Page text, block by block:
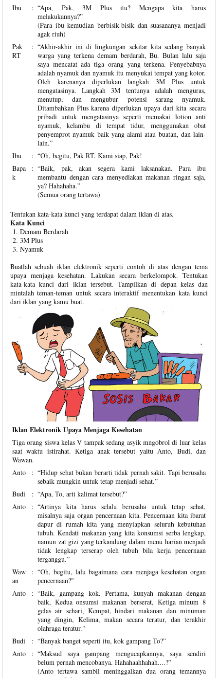
Ibu
: “Apa, Pak, 3M Plus itu? Mengapa kita harus
melakukannya?”
(Para ibu kemudian berbisik-bisik dan suasananya menjadi
agak riuh)
Pak
RT
: “Akhir-akhir ini di lingkungan sekitar kita sedang banyak
warga yang terkena demam berdarah, Bu. Bulan lalu saja
saya mencatat ada tiga orang yang terkena. Penyebabnya
adalah nyamuk dan nyamuk itu menyukai tempat yang kotor.
Oleh karenanya diperlukan langkah 3M Plus untuk
mengatasinya. Langkah 3M tentunya adalah menguras,
menutup, dan mengubur potensi sarang nyamuk.
Ditambahkan Plus karena diperlukan upaya dari kita secara
pribadi untuk mengatasinya seperti memakai lotion anti
nyamuk, kelambu di tempat tidur, menggunakan obat
penyemprot nyamuk baik yang alami atau buatan, dan lain-
lain.”
Ibu
: “Oh, begitu, Pak RT. Kami siap, Pak!
Bapa
k
: “Baik, pak, akan segera kami laksanakan. Para ibu
membantu dengan cara menyediakan makanan ringan saja,
ya? Hahahaha.”
(Semua orang tertawa)
Tentukan kata-kata kunci yang terdapat dalam iklan di atas.
Kata Kunci
Demam Berdarah
3M Plus
Nyamuk
Buatlah sebuah iklan elektronik seperti contoh di atas dengan tema
upaya menjaga kesehatan. Lakukan secara berkelompok. Tentukan
kata-kata kunci dari iklan tersebut. Tampilkan di depan kelas dan
mintalah teman-teman untuk secara interaktif menentukan kata kunci
dari iklan yang kamu buat.
Iklan Elektronik Upaya Menjaga Kesehatan
Tiga orang siswa kelas V tampak sedang asyik mngobrol di luar kelas
saat waktu istirahat. Ketiga anak tersebut yaitu Anto, Budi, dan
Wawan.
Anto
: “Hidup sehat bukan berarti tidak pernah sakit. Tapi berusaha
sebaik mungkin untuk tetap menjadi sehat.”
Budi
: “Apa, To, arti kalimat tersebut?”
Anto
: “Artinya kita harus selalu berusaha untuk tetap sehat,
misalnya saja organ pencernaan kita. Pencernaan kita ibarat
dapur di rumah kita yang menyiapkan seluruh kebutuhan
tubuh. Kendati makanan yang kita konsumsi serba lengkap,
namun zat gizi yang terkandung dalam menu harian menjadi
tidak lengkap terserap oleh tubuh bila kerja pencernaan
terganggu.”
Waw
an
: “Oh, begitu, lalu bagaimana cara menjaga kesehatan organ
pencernaan?"
Anto
: “Baik, gampang kok. Pertama, kunyah makanan dengan
baik, Kedua onsumsi makanan berserat, Ketiga minum 8
gelas air sehari, Kempat, hindari makanan dan minuman
yang dingin, Kelima, makan secara teratur, dan terakhir
olahraga teratur."
Budi
: “Banyak banget seperti itu, kok gampang To?”
Anto
: “Maksud saya gampang mengucapkannya, saya sendiri
belum pernah mencobanya. Hahahaahhahah....?”
(Anto tertawa sambil meninggalkan dua orang temannya